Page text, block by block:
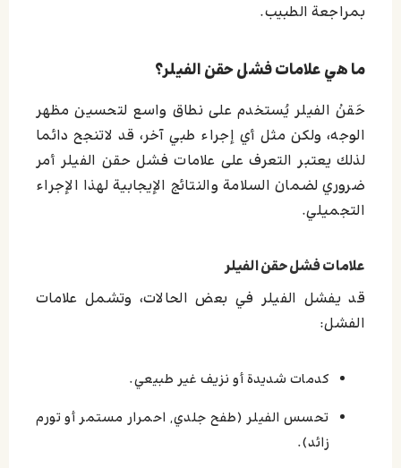
بمراجعة الطبيب.
ما هي علامات فشل حقن الفيلر؟
حَقنْ الفيلر يُستخدم على نطاق واسع لتحسين مظهر
الوجه، ولكن مثل أي إجراء طبي آخر، قد لاتنجح دائما
لذلك يعتبر التعرف على علامات فشل حقن الفيلر أمر
ضروري لضمان السلامة والنتائج الإيجابية لهذا الإجراء
التجميلي.
علامات فشل حقن الفيلر
قد يفشل الفيلر في بعض الحالات، وتشمل علامات
الفشل:
كدمات شديدة أو نزيف غير طبيعي.
تحسس الفيلر (طفح جلدي, احمرار مستمر أو تورم
زائد).